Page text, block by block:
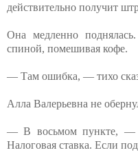
действительно получит
Она медленно
спиной, помешивая кофе.
— Там ошибка, — тихо
Алла Валерьевна не
— В восьмом пункте, —
Налоговая ставка. Если